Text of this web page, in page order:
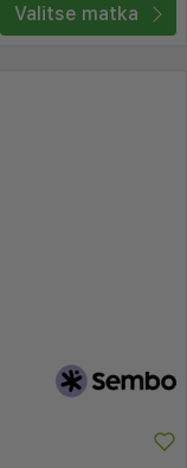
Valitse matka